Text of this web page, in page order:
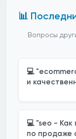
📊
Вопросы
💻
и
💻 "seo - Как
по продаже